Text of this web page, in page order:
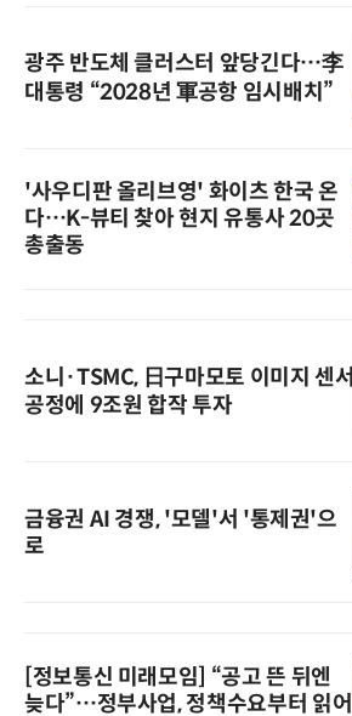
광주 반도체 클러스터 앞당긴다…李
대통령 “2028년 軍공항 임시배치”
'사우디판 올리브영' 화이츠 한국 온
다…K-뷰티 찾아 현지 유통사 20곳
총출동
소니·TSMC, 日구마모토 이미지 센서
공정에 9조원 합작 투자
금융권 AI 경쟁, '모델'서 '통제권'으
로
[정보통신 미래모임] “공고 뜬 뒤엔
늦다”…정부사업, 정책수요부터 읽어